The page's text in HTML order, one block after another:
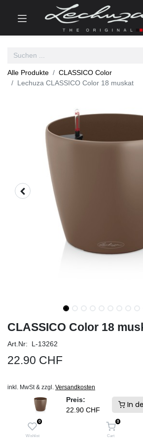
Preis:
22.90 CHF
In
0
Wishlist
0
Cart
Alle Produkte
CLASSICO Color
Lechuza CLASSICO Color 18 muskat
CLASSICO Color 18
Art.Nr: L-13262
22.90 CHF
inkl. MwSt & zzgl. Versandkosten
Schneller Versand und keine Zollgebühren. Ab
IN DEN
Auf die Wunschliste